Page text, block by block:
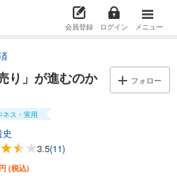
会員登録 ログイン メニュー
り」が進むのか
フォロー
ネス・実用
3.5(11)
円 (税込)